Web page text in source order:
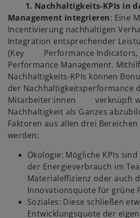
1. Nachhaltigkeits-KPIs in
Management integrieren: Eine
Incentivierung nachhaltigen
Integration entsprechender
(Key Performance Indicators,
Performance Management.
Nachhaltigkeits-KPIs können
der Nachhaltigkeitsperformance
Mitarbeiter:innen verknüpft
Nachhaltigkeit als Ganzes
Faktoren aus allen drei
werden:
Ökologie: Mögliche KPIs
der Energieverbrauch im
Materialeffizienz oder auch
Innovationsquote für grüne
Soziales: Diese schließen
Entwicklungsquote der